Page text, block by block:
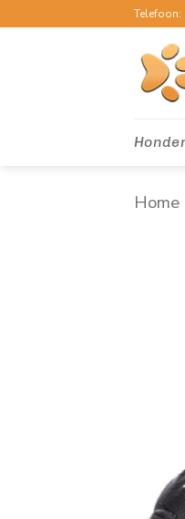
naar
Telefoon:
Home